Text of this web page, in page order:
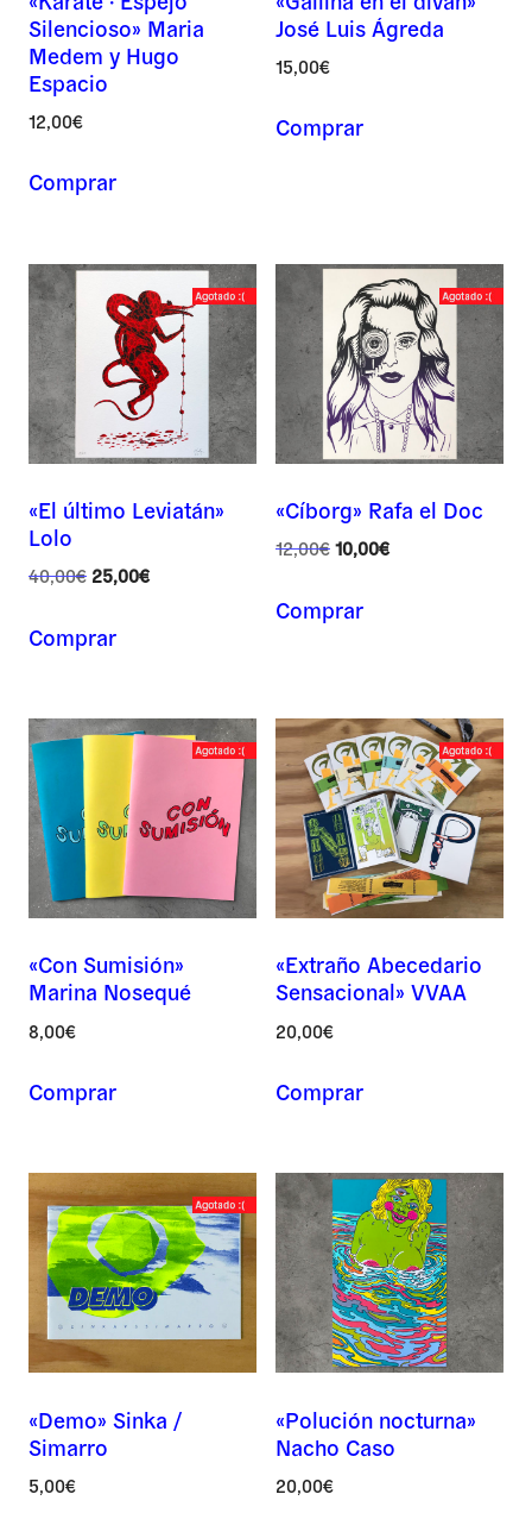
Silencioso» Maria
Medem y Hugo
Espacio
12,00€
Comprar
José Luis Ágreda
15,00€
Comprar
«El último Leviatán»
Lolo
40,00€ El
original
25,00€El
Comprar
«Cíborg» Rafa el Doc
12,00€ El
original
10,00€El
Comprar
«Con Sumisión»
Marina Nosequé
8,00€
Comprar
«Extraño Abecedario
Sensacional» VVAA
20,00€
Comprar
«Demo» Sinka /
Simarro
5,00€
«Polución nocturna»
Nacho Caso
20,00€